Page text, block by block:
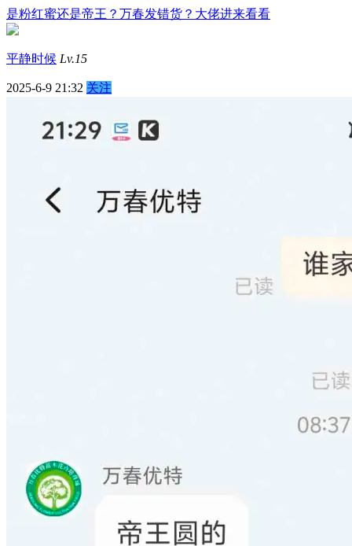
是粉红蜜还是帝王？万春发错货？大佬进来看看
平静时候 Lv.15
2025-6-9 21:32 关注